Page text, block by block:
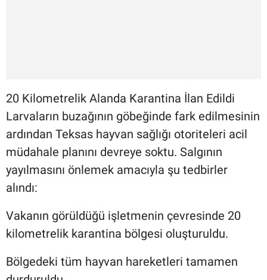
20 Kilometrelik Alanda Karantina İlan Edildi
Larvaların buzağının göbeğinde fark edilmesinin
ardından Teksas hayvan sağlığı otoriteleri acil
müdahale planını devreye soktu. Salgının
yayılmasını önlemek amacıyla şu tedbirler
alındı:
Vakanın görüldüğü işletmenin çevresinde 20
kilometrelik karantina bölgesi oluşturuldu.
Bölgedeki tüm hayvan hareketleri tamamen